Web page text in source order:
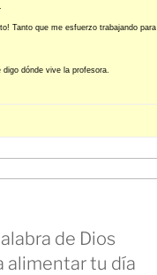
Tanto que me esfuerzo trabajando
dónde vive la profesora.
de Dios
alimentar tu día